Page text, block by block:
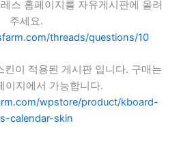
스 홈페이지를 자유게시판에 올려
주세요.
threads/questions/10
킨이 적용된 게시판 입니다. 구매는
이지에서 가능합니다.
wpstore/product/kboard-
calendar-skin